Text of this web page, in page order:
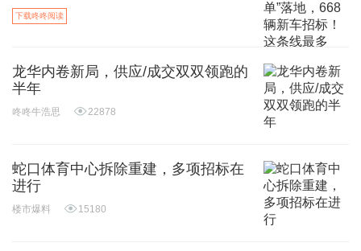
下载咚咚阅读
龙华内卷新局，供应/成交双双领跑的
半年
咚咚牛浩思 22878
蛇口体育中心拆除重建，多项招标在
进行
楼市爆料 15180